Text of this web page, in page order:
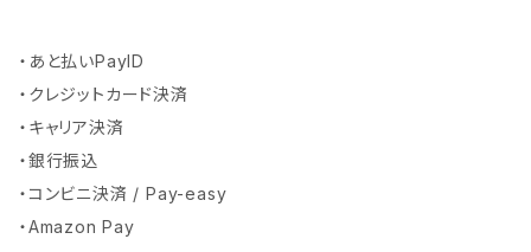
・あと払いPayID
・クレジットカード決済
・キャリア決済
・銀行振込
・コンビニ決済 / Pay-easy
・Amazon Pay